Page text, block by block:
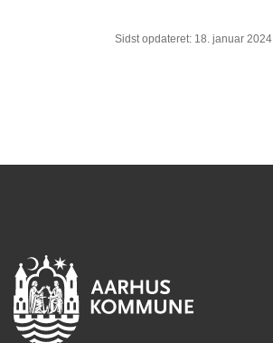
Sidst opdateret: 18. januar 2024